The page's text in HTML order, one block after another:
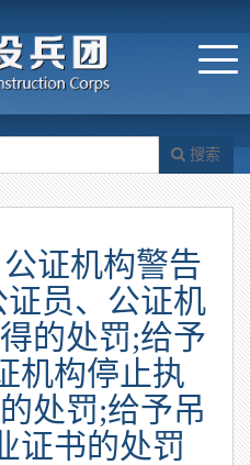
搜索
证机构警告
员、公证机
的处罚;给予
机构停止执
处罚;给予吊
证书的处罚